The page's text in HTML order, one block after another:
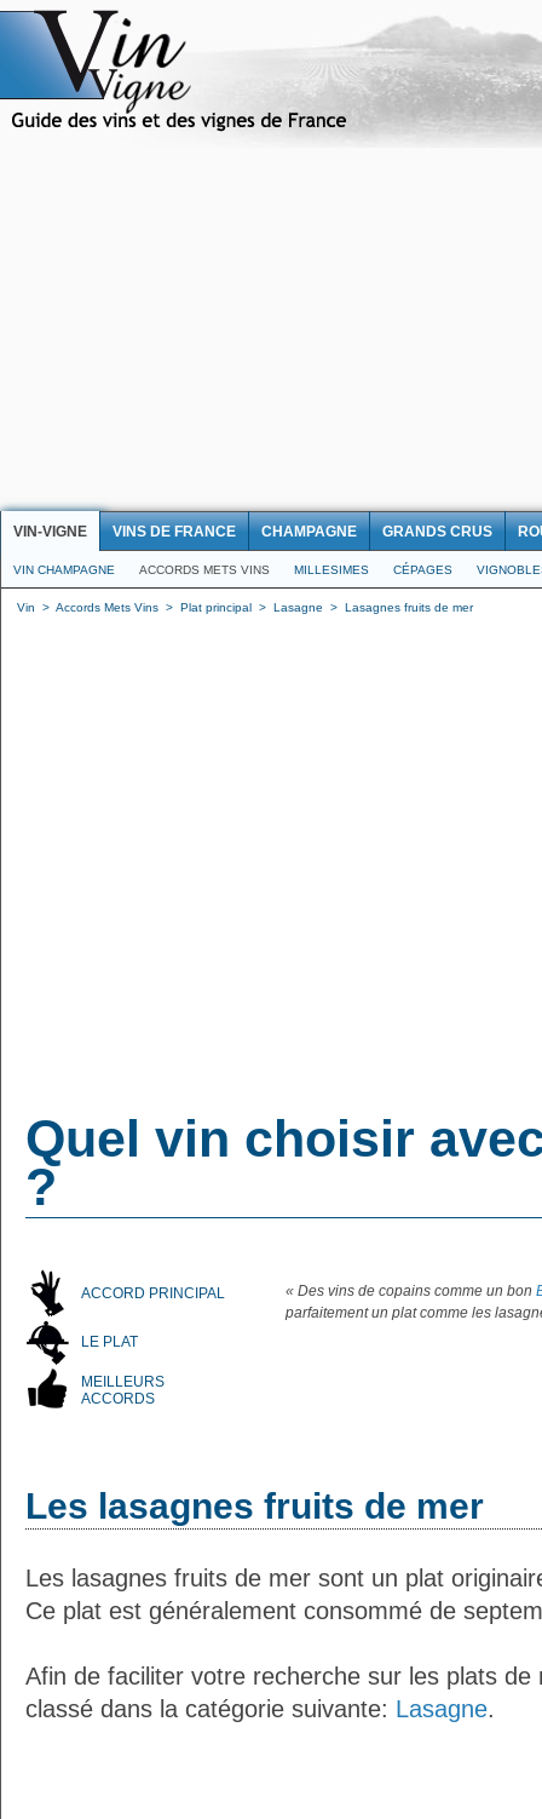
VIN-VIGNE VINS DE FRANCE CHAMPAGNE GRANDS CRUS
VIN CHAMPAGNE ACCORDS METS VINS MILLESIMES CÉPAGES
Vin > Accords Mets Vins > Plat principal > Lasagne > Lasagnes fruits de mer
Quel vin choisir
?
ACCORD PRINCIPAL
LE PLAT
MEILLEURS
ACCORDS
« Des vins de copains comme un bon
parfaitement un plat comme les
Les lasagnes fruits de mer
Les lasagnes fruits de mer sont un plat
Ce plat est généralement consommé de
Afin de faciliter votre recherche sur les plats
classé dans la catégorie suivante: Lasagne.